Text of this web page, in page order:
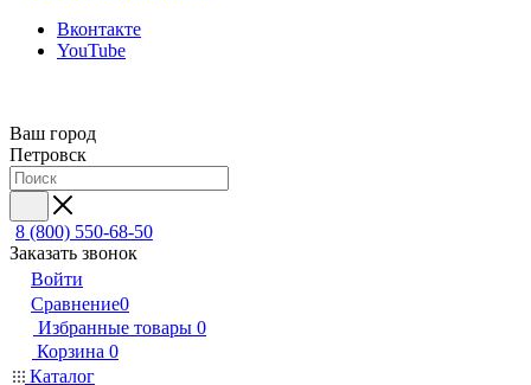
Вконтакте
YouTube
Ваш город
Петровск
8 (800) 550-68-50
Заказать звонок
Войти
Сравнение0
Избранные товары 0
Корзина 0
Каталог